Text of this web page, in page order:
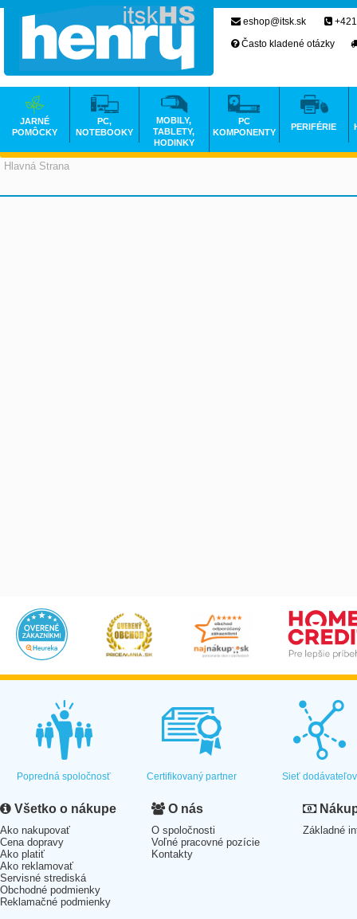
Hlavná Strana
eshop@itsk.sk
Často kladené otázky
JARNÉ
POMÔCKY
PC,
NOTEBOOKY
MOBILY,
TABLETY,
HODINKY
PC
KOMPONENTY
PERIFÉRIE
Popredná spoločnosť Certifikovaný partner Sieť dodávateľov
Všetko o nákupe
Ako nakupovať
Cena dopravy
Ako platiť
Ako reklamovať
Servisné strediská
Obchodné podmienky
Reklamačné podmienky
O nás
O spoločnosti
Voľné pracovné pozície
Kontakty
Základné